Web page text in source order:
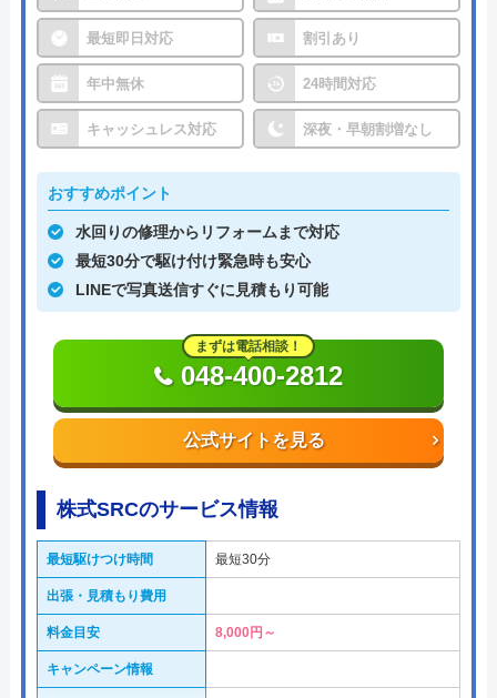
最短即日対応 割引あり
年中無休 24時間対応
キャッシュレス対応 深夜・早朝割増なし
おすすめポイント
水回りの修理からリフォームまで対応
最短30分で駆け付け緊急時も安心
LINEで写真送信すぐに見積もり可能
公式サイトを見る
まずは電話相談！
048-400-2812
株式SRCのサービス情報
最短駆けつけ時間 最短30分
出張・見積もり費用
料金目安 8,000円～
キャンペーン情報